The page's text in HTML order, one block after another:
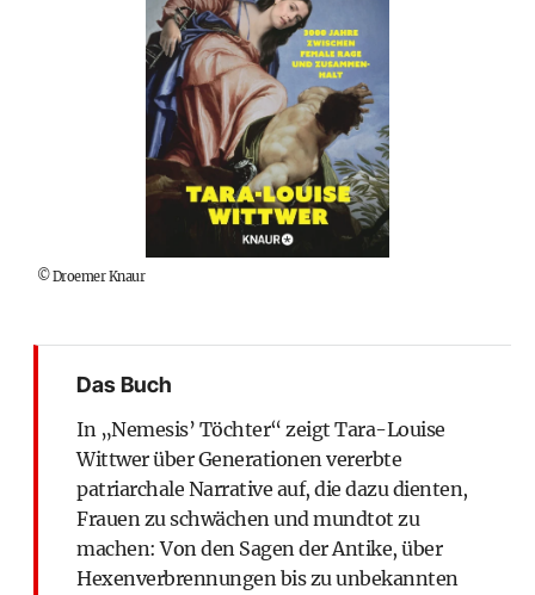
©Droemer Knaur
Das Buch
In „Nemesis’ Töchter“ zeigt Tara-Louise
Wittwer über Generationen vererbte
patriarchale Narrative auf, die dazu dienten,
Frauen zu schwächen und mundtot zu
machen: Von den Sagen der Antike, über
Hexenverbrennungen bis zu unbekannten